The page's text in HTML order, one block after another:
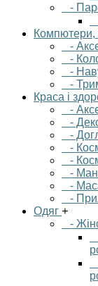
-
Компютери,
-
-
-
-
Краса і
-
-
-
-
-
-
-
-
Одяг +
-